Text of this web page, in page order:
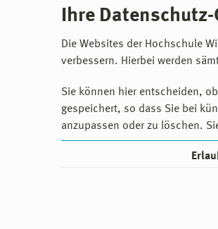
Ihre
Die Websites der Hochschule
verbessern. Hierbei werden
Sie können hier entscheiden,
gespeichert, so dass Sie bei
anzupassen oder zu löschen.